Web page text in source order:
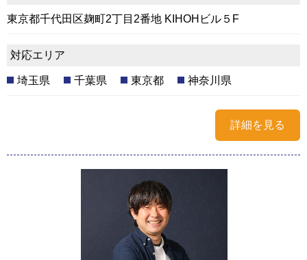
東京都千代田区麹町2丁目2番地 KIHOHビル５F
対応エリア
埼玉県 千葉県 東京都 神奈川県
詳細を見る